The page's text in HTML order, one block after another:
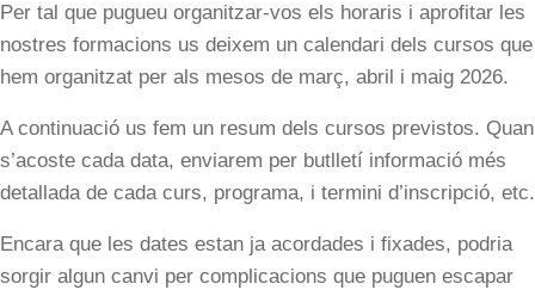
Per tal que pugueu organitzar-vos els horaris i aprofitar les
nostres formacions us deixem un calendari dels cursos que
hem organitzat per als mesos de març, abril i maig 2026.
A continuació us fem un resum dels cursos previstos. Quan
s’acoste cada data, enviarem per butlletí informació més
detallada de cada curs, programa, i termini d’inscripció, etc.
Encara que les dates estan ja acordades i fixades, podria
sorgir algun canvi per complicacions que puguen escapar